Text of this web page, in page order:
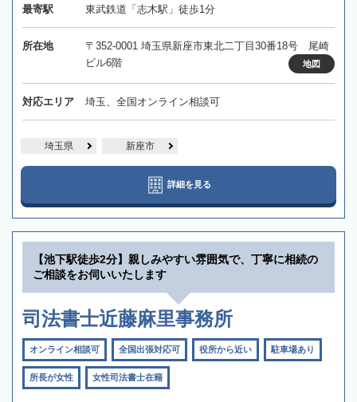
最寄駅 東武鉄道「志木駅」徒歩1分
所在地
〒352-0001 埼玉県新座市東北二丁目30番18号 尾崎
ビル6階
地図
対応エリア 埼玉、全国オンライン相談可
埼玉県 新座市
詳細を見る
【池下駅徒歩2分】親しみやすい雰囲気で、丁寧に相続の
ご相談をお伺いいたします
司法書士近藤麻里事務所
オンライン相談可 全国出張対応可 役所から近い 駐車場あり
所長が女性 女性司法書士在籍